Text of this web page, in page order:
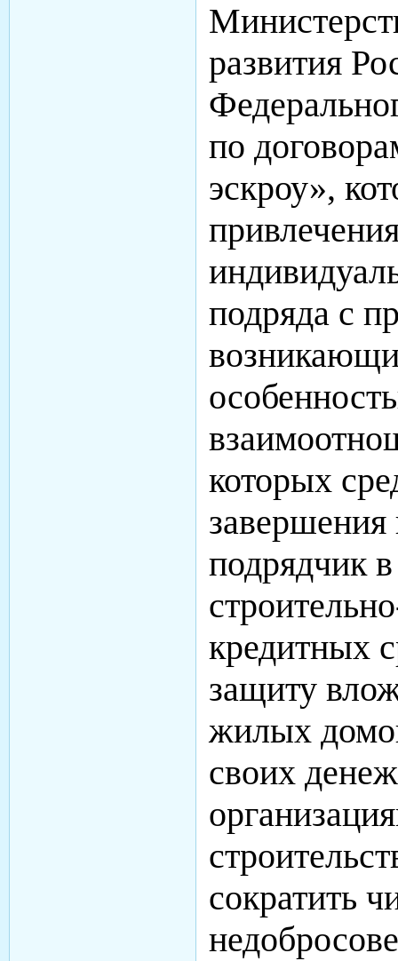
развития
по
эскроу»,
подряда с
которых
завершения
подрядчик
кредитных
защиту
жилых
своих
сократить